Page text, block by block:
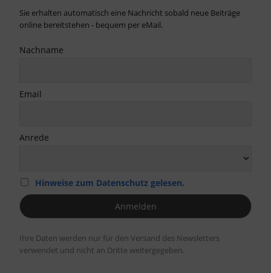
Sie erhalten automatisch eine Nachricht sobald neue Beiträge
online bereitstehen - bequem per eMail.
Nachname
Email
Anrede
Hinweise zum Datenschutz gelesen.
Ihre Daten werden nur für den Versand des Newsletters
verwendet und nicht an Dritte weitergegeben.